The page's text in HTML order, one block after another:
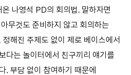
나영석 PD의 회의법. 말하자면
무것도 준비하지 않고 회의하는
해진 주제도 없이 제로 베이스에서
다는 놀이터에서 친구끼리 얘기를
. 부담 없이 참여하기 때문에